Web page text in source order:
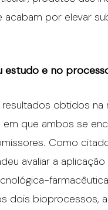
por elevar
estudo e no
obtidos
que ambos se
Como
avaliar a
dois bioprocessos,